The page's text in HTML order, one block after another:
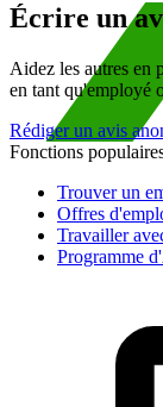
Écrire un
Aidez les autres en
en tant qu'employé
Rédiger un avis
Fonctions
Trouver un
Offres
Travailler
Programme